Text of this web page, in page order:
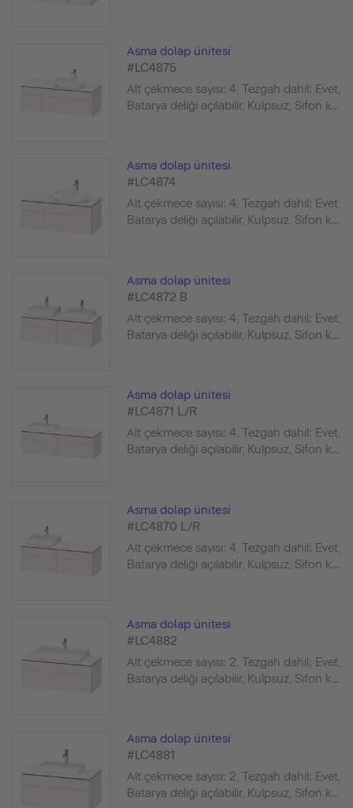
Asma dolap ünitesi
#LC4875
Alt çekmece sayısı: 4, Tezgah dahil: Evet,
Batarya deliği açılabilir, Kulpsuz, Sifon k...
Asma dolap ünitesi
#LC4874
Alt çekmece sayısı: 4, Tezgah dahil: Evet,
Batarya deliği açılabilir, Kulpsuz, Sifon k...
Asma dolap ünitesi
#LC4872 B
Alt çekmece sayısı: 4, Tezgah dahil: Evet,
Batarya deliği açılabilir, Kulpsuz, Sifon k...
Asma dolap ünitesi
#LC4871 L/R
Alt çekmece sayısı: 4, Tezgah dahil: Evet,
Batarya deliği açılabilir, Kulpsuz, Sifon k...
Asma dolap ünitesi
#LC4870 L/R
Alt çekmece sayısı: 4, Tezgah dahil: Evet,
Batarya deliği açılabilir, Kulpsuz, Sifon k...
Asma dolap ünitesi
#LC4882
Alt çekmece sayısı: 2, Tezgah dahil: Evet,
Batarya deliği açılabilir, Kulpsuz, Sifon k...
Asma dolap ünitesi
#LC4881
Alt çekmece sayısı: 2, Tezgah dahil: Evet,
Batarya deliği açılabilir, Kulpsuz, Sifon k...